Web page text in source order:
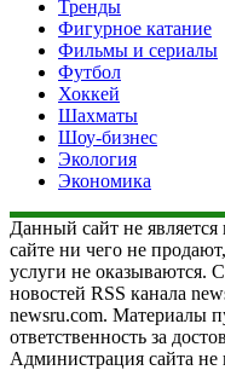
Тренды
Фигурное катание
Фильмы и сериалы
Футбол
Хоккей
Шахматы
Шоу-бизнес
Экология
Экономика
Данный сайт не
сайте ни чего не
услуги не оказываются.
новостей RSS канала
newsru.com. Материалы
ответственность за
Администрация сайта не